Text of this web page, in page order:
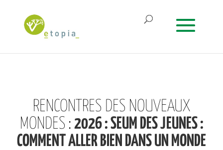
RENCONTRES DES NOUVEAUX
MONDES : 2026 : SEUM DES JEUNES :
COMMENT ALLER BIEN DANS UN MONDE